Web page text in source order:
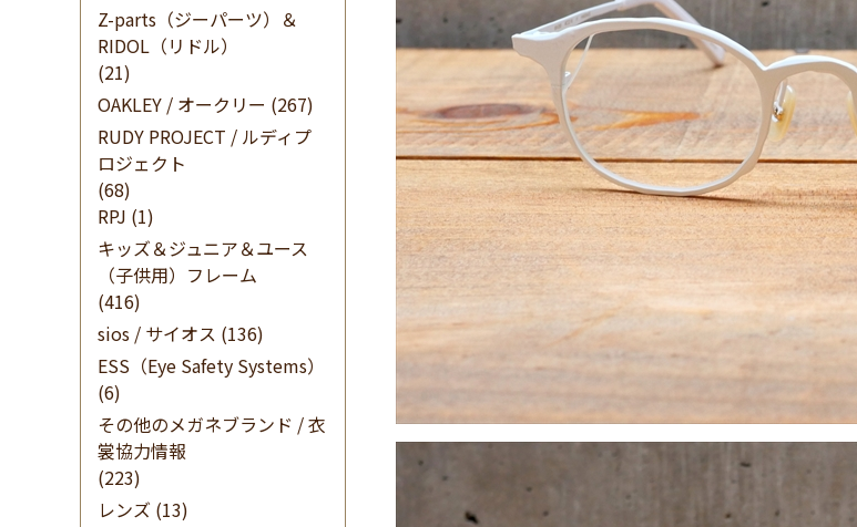
Z-parts（ジーパーツ）＆
RIDOL（リドル）
(21)
OAKLEY / オークリー (267)
RUDY PROJECT / ルディプ
ロジェクト
(68)
RPJ (1)
キッズ＆ジュニア＆ユース
（子供用）フレーム
(416)
sios / サイオス (136)
ESS（Eye Safety Systems）
(6)
その他のメガネブランド / 衣
裳協力情報
(223)
レンズ (13)